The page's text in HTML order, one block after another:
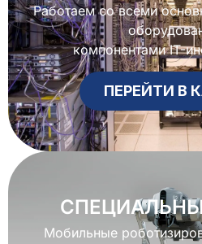
Работаем со всеми
компонентами IT-
ПЕРЕЙТИ В
Мобильные